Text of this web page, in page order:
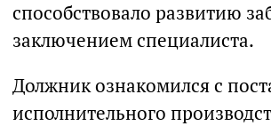
способствовало развитию
заключением специалиста.
Должник ознакомился с
исполнительного